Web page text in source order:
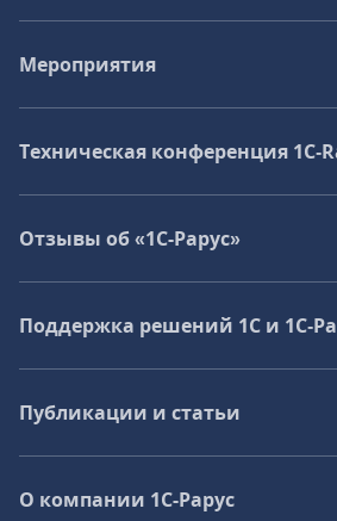
Мероприятия
Техническая конференция
Отзывы об «1С-Рарус»
Поддержка решений 1С и
Публикации и статьи
О компании 1C-Рарус